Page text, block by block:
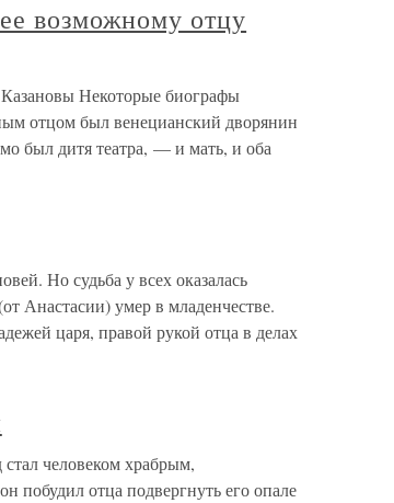
возможному отцу
Некоторые биографы
отцом был венецианский дворянин
был дитя театра, — и мать, и оба
Но судьба у всех оказалась
Анастасии) умер в младенчестве.
царя, правой рукой отца в делах
человеком храбрым,
побудил отца подвергнуть его опале